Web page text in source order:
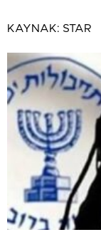
KAYNAK: STAR